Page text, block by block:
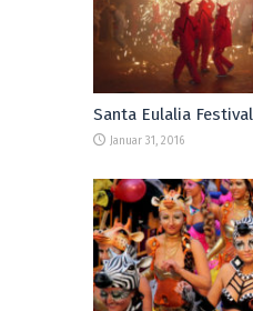
Santa Eulalia
Januar 31, 2016